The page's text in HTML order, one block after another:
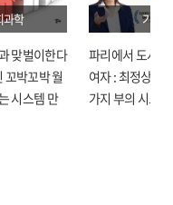
과학
맞벌이한다
꼬박꼬박 월
시스템 만
기술
파리에서 도시락
여자 : 최정상으
가지 부의 시크릿